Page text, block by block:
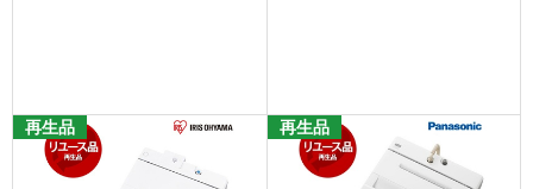
再生品 再生品